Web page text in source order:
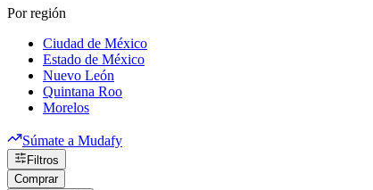
Por región
Ciudad de México
Estado de México
Nuevo León
Quintana Roo
Morelos
Súmate a Mudafy
Filtros
Comprar